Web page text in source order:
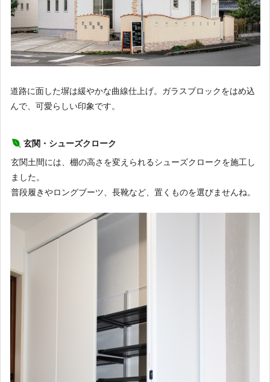
道路に面した塀は緩やかな曲線仕上げ。ガラスブロックをはめ込
んで、可愛らしい印象です。
玄関・シューズクローク
玄関土間には、棚の高さを変えられるシューズクロークを施工し
ました。
普段履きやロングブーツ、長靴など、置くものを選びませんね。